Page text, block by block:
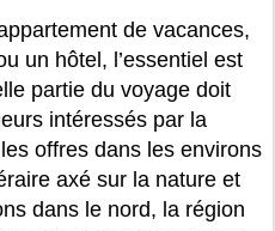
de vacances,
un hôtel, l’essentiel est
partie du voyage doit
intéressés par la
offres dans les environs
axé sur la nature et
dans le nord, la région